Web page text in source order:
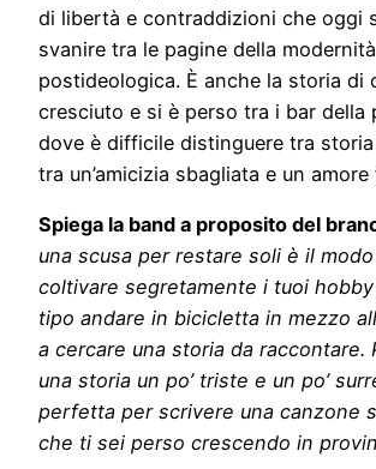
di libertà e contraddizioni che oggi
svanire tra le pagine della modernità
postideologica. È anche la storia di
cresciuto e si è perso tra i bar della
dove è difficile distinguere tra
tra un’amicizia sbagliata e un
Spiega la band a proposito del
una scusa per restare soli è il
coltivare segretamente i tuoi
tipo andare in bicicletta in mezzo
a cercare una storia da raccontare.
una storia un po’ triste e un po’
perfetta per scrivere una canzone
che ti sei perso crescendo in